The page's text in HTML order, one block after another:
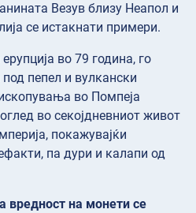
Везув близу Неапол и
се истакнати примери.
во 79 година, го
пепел и вулкански
во Помпеја
во секојдневниот живот
покажувајќи
па дури и калапи од
вредност на монети се